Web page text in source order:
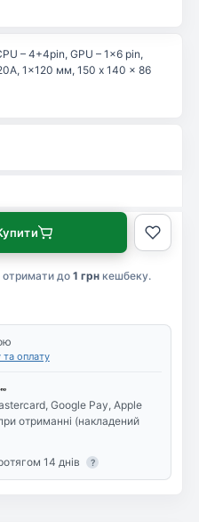
– 4+4pin, GPU – 1×6 pin,
1×120 мм, 150 x 140 x 86
отримати до 1 грн кешбеку.
оплату
Google Pay, Apple
отриманні (накладений
14 днів
?